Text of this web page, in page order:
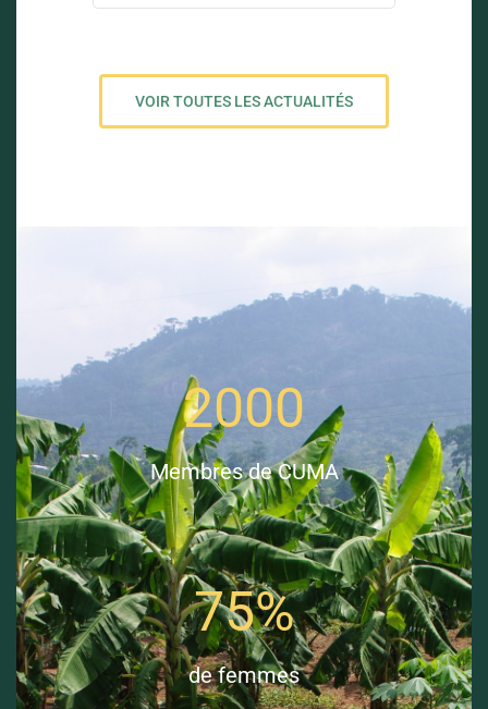
VOIR TOUTES LES ACTUALITÉS
2000
Membres de CUMA
75%
de femmes